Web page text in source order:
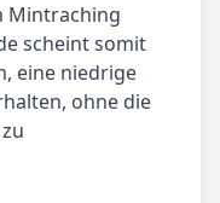
Mintraching
scheint somit
eine niedrige
ohne die